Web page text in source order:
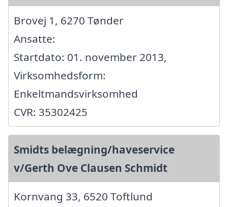
Brovej 1, 6270 Tønder
Ansatte:
Startdato: 01. november 2013,
Virksomhedsform:
Enkeltmandsvirksomhed
CVR: 35302425
Smidts belægning/haveservice
v/Gerth Ove Clausen Schmidt
Kornvang 33, 6520 Toftlund